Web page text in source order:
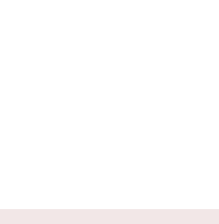
問題なし^ ^ありがとうございました♡
ザー ブランコ